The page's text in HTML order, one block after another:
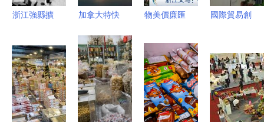
浙江強縣擴
義烏何以成
為“中國權
力最大縣”
加拿大特快
薦會 聚焦
商品批發貿
易行業的機
遇與路徑
物美價廉匯
探訪全球最
大小商品批
發市場的貿
易奇跡
國際貿易創
口商品展示
交易中心的
批發貿易新